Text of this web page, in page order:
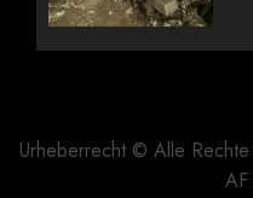
Urheberrecht © Alle
AF